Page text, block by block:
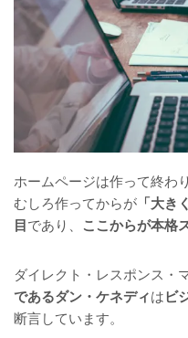
ホームページは作って終わ
むしろ作ってからが 「大
目であり、 ここからが本格
ダイレクト・レスポンス・
であるダン・ケネディは ビ
断言しています。